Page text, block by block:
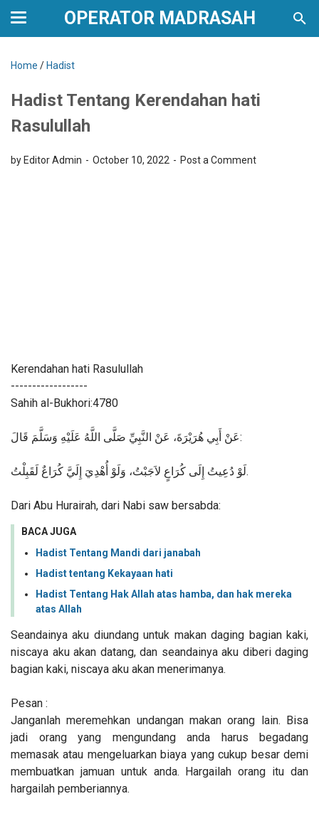
OPERATOR MADRASAH
Home / Hadist
Hadist Tentang Kerendahan hati
Rasulullah
by Editor Admin October 10, 2022 Post a Comment
Kerendahan hati Rasulullah
------------------
Sahih al-Bukhori:4780
عَنْ أَبِي هُرَيْرَةَ، عَنْ النَّبِيِّ صَلَّى اللَّهُ عَلَيْهِ وَسَلَّمَ قَالَ:
لَوْ دُعِيتُ إِلَى كُرَاعٍ لاَجَبْتُ، وَلَوْ أُهْدِيَ إِلَيَّ كُرَاعٌ لَقَبِلْتُ.
Dari Abu Hurairah, dari Nabi saw bersabda:
BACA JUGA
Hadist Tentang Mandi dari janabah
Hadist tentang Kekayaan hati
Hadist Tentang Hak Allah atas hamba, dan hak mereka
atas Allah
Seandainya aku diundang untuk makan daging bagian kaki,
niscaya aku akan datang, dan seandainya aku diberi daging
bagian kaki, niscaya aku akan menerimanya.
Pesan :
Janganlah meremehkan undangan makan orang lain. Bisa
jadi orang yang mengundang anda harus begadang
memasak atau mengeluarkan biaya yang cukup besar demi
membuatkan jamuan untuk anda. Hargailah orang itu dan
hargailah pemberiannya.